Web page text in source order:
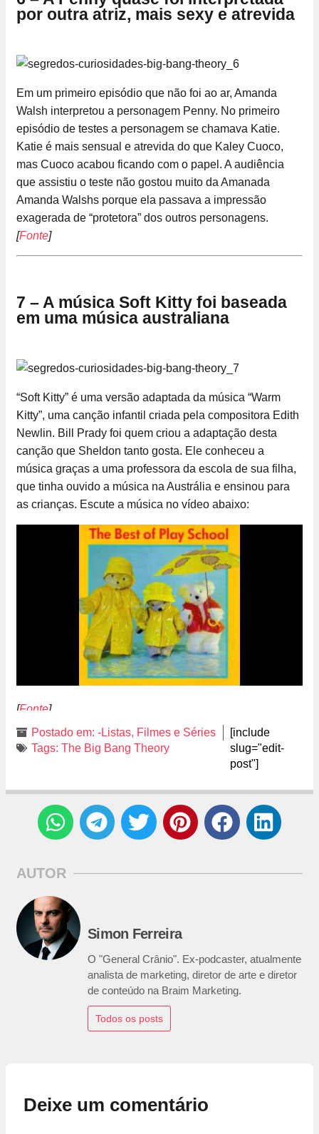
por outra atriz, mais sexy e atrevida
Em um primeiro episódio que não foi ao ar, Amanda
Walsh interpretou a personagem Penny. No primeiro
episódio de testes a personagem se chamava Katie.
Katie é mais sensual e atrevida do que Kaley Cuoco,
mas Cuoco acabou ficando com o papel. A audiência
que assistiu o teste não gostou muito da Amanada
Amanda Walshs porque ela passava a impressão
exagerada de “protetora” dos outros personagens.
[Fonte]
7 – A música Soft Kitty foi baseada
em uma música australiana
“Soft Kitty” é uma versão adaptada da música “Warm
Kitty”, uma canção infantil criada pela compositora Edith
Newlin. Bill Prady foi quem criou a adaptação desta
canção que Sheldon tanto gosta. Ele conheceu a
música graças a uma professora da escola de sua filha,
que tinha ouvido a música na Austrália e ensinou para
as crianças. Escute a música no vídeo abaixo:
[Fonte]
Postado em: -Listas, Filmes e Séries
Tags: The Big Bang Theory
[include
slug="edit-
post"]
AUTOR
Simon Ferreira
O "General Crânio". Ex-podcaster, atualmente
analista de marketing, diretor de arte e diretor
de conteúdo na Braim Marketing.
Todos os posts
Deixe um comentário